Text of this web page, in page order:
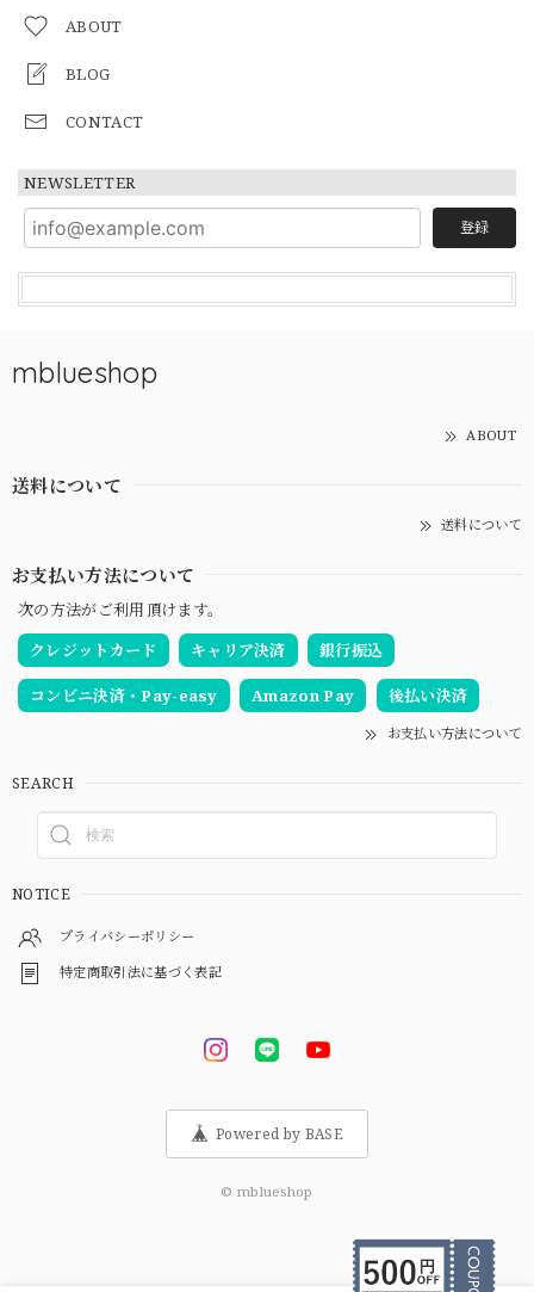
ABOUT
BLOG
CONTACT
NEWSLETTER
登録
mblueshop
ABOUT
送料について
送料について
お支払い方法について
次の方法がご利用頂けます。
クレジットカード
キャリア決済 銀行振込
コンビニ決済・Pay-easy Amazon Pay 後払い決済
お支払い方法について
SEARCH
NOTICE
プライバシーポリシー
特定商取引法に基づく表記
Powered by BASE
© mblueshop